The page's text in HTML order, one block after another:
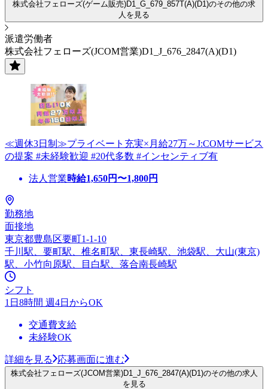
株式会社フェローズ(ゲーム販売)D1_G_679_857T(A)(D1)のその他の求
人を見る
派遣労働者
株式会社フェローズ(JCOM営業)D1_J_676_2847(A)(D1)
≪週休3日制≫プライベート充実×月給27万～J:COMサービス
の提案 #未経験歓迎 #20代多数 #インセンティブ有
法人営業時給1,650円〜1,800円
勤務地
面接地
東京都豊島区要町1-1-10
千川駅、要町駅、椎名町駅、東長崎駅、池袋駅、大山(東京)
駅、小竹向原駅、目白駅、落合南長崎駅
シフト
1日8時間 週4日からOK
交通費支給
未経験OK
詳細を見る 応募画面に進む
株式会社フェローズ(JCOM営業)D1_J_676_2847(A)(D1)のその他の求人
を見る